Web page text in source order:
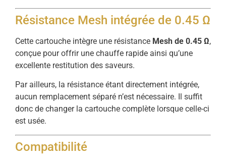
Résistance Mesh intégrée de 0.45 Ω
Cette cartouche intègre une résistance Mesh de 0.45 Ω,
conçue pour offrir une chauffe rapide ainsi qu’une
excellente restitution des saveurs.
Par ailleurs, la résistance étant directement intégrée,
aucun remplacement séparé n’est nécessaire. Il suffit
donc de changer la cartouche complète lorsque celle-ci
est usée.
Compatibilité